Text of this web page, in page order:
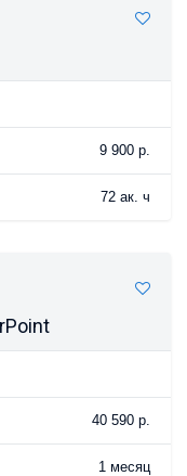
9 900 р.
72 ак. ч
40 590 р.
1 месяц